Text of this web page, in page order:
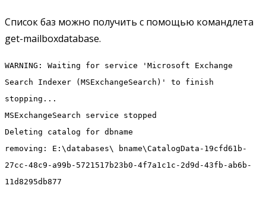
Список баз можно получить с помощью командлета
get-mailboxdatabase.
WARNING: Waiting for service 'Microsoft Exchange
Search Indexer (MSExchangeSearch)' to finish
stopping...
MSExchangeSearch service stopped
Deleting catalog for dbname
removing: E:\databases\ bname\CatalogData-19cfd61b-
27cc-48c9-a99b-5721517b23b0-4f7a1c1c-2d9d-43fb-ab6b-
11d8295db877